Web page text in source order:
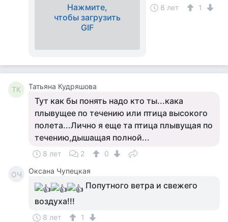
Нажмите,
чтобы загрузить
GIF
8 лет 1
ТК Татьяна Кудряшова
Тут как бы понять надо кто ты...кака
плывущее по течению или птица высокого
полета...Лично я еще та птица плывущая по
течению,дышащая полной...
8 лет 2 0
ОЧ Оксана Чупецкая
Попутного ветра и свежего
воздуха!!!
8 лет 1